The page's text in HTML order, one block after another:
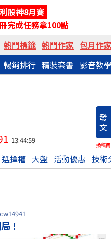
股神8月賽
完成任務拿100點
熱門標籤 熱門作家 包月作
暢銷排行 精裝套書 影音教
發
文
換稿費
13:44:59
選擇權 大盤 活動優惠 技術
！